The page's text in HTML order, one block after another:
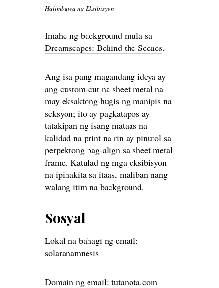
Halimbawa ng Eksibisyon
Imahe ng background mula sa
Dreamscapes: Behind the Scenes.
Ang isa pang magandang ideya ay
ang custom-cut na sheet metal na
may eksaktong hugis ng manipis na
seksyon; ito ay pagkatapos ay
tatakipan ng isang mataas na
kalidad na print na rin ay pinutol sa
perpektong pag-align sa sheet metal
frame. Katulad ng mga eksibisyon
na ipinakita sa itaas, maliban nang
walang itim na background.
Sosyal
Lokal na bahagi ng email:
solaranamnesis
Domain ng email: tutanota.com